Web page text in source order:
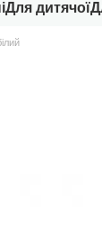
Для дитячої